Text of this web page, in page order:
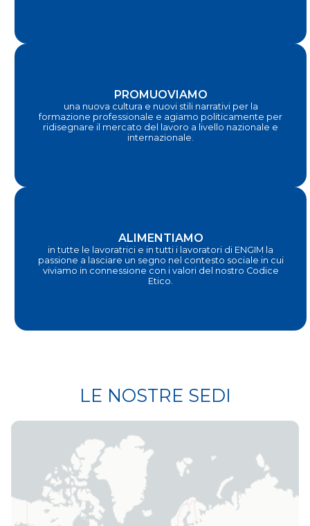
PROMUOVIAMO
una nuova cultura e nuovi stili narrativi per la
formazione professionale e agiamo politicamente per
ridisegnare il mercato del lavoro a livello nazionale e
internazionale.
ALIMENTIAMO
in tutte le lavoratrici e in tutti i lavoratori di ENGIM la
passione a lasciare un segno nel contesto sociale in cui
viviamo in connessione con i valori del nostro Codice
Etico.
LE NOSTRE SEDI